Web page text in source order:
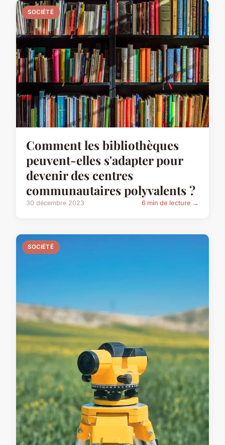
SOCIÉTÉ
Comment les bibliothèques
peuvent-elles s'adapter pour
devenir des centres
communautaires polyvalents ?
30 décembre 2023 6 min de lecture →
SOCIÉTÉ